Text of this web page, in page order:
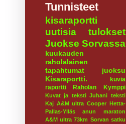
Tunnisteet
kisaraportti
uutisia
tulokset
Juokse Sorvassa
kuukauden
raholalainen
tapahtumat
juoksu
Kisaraportti.
kuvia
raportti
Raholan Kymppi
Kuvat ja teksti Juhani teksti
Kaj A&M ultra Cooper Hetta-
Pallas-Ylläs
anun maraton
A&M ultra 73km Sorvan satku